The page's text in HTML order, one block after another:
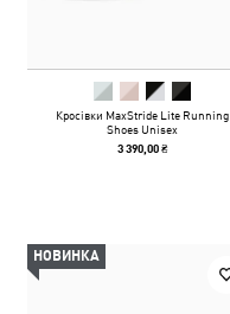
Кросівки MaxStride Lite Running
Shoes Unisex
3 390,00 ₴
НОВИНКА